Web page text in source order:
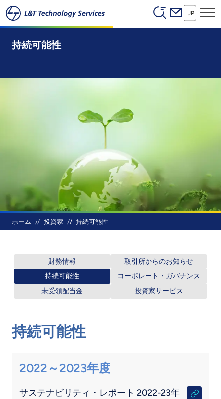
本文へスキップ Header
JP
持続可能性
パンくず
ホーム 投資家 持続可能性
財務情報
取引所からのお知らせ
持続可能性
コーポレート・ガバナンス
未受領配当金
投資家サービス
持続可能性
2022～2023年度
サステナビリティ・レポート 2022-23年